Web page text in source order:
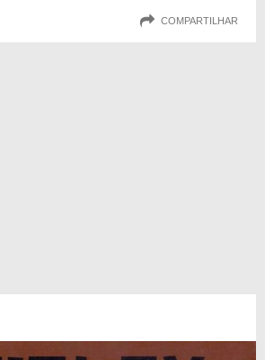
COMPARTILHAR